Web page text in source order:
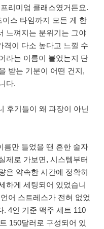
리미엄 클래스였거든요.
스 타임까지 모든 게 한
느껴지는 분위기는 그야
격이 다소 높다고 느낄 수
라는 이름이 붙었는지 단
받는 기분이 어떤 건지,
다.
후기들이 왜 과장이 아닌
름만 들었을 땐 흔한 술자
제로 가보면, 시스템부터
은 약속한 시간에 정확히
하게 세팅되어 있었습니
어 스트레스가 전혀 없었
. 4인 기준 맥주 세트 110
150달러로 구성되어 있